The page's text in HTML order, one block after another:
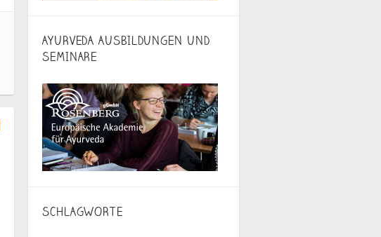
AYURVEDA AUSBILDUNGEN UND
SEMINARE
SCHLAGWORTE